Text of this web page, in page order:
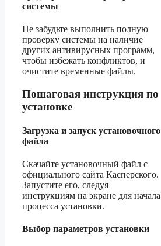
системы
Не забудьте выполнить полную
проверку системы на наличие
других антивирусных программ,
чтобы избежать конфликтов, и
очистите временные файлы.
Пошаговая инструкция по
установке
Загрузка и запуск установочного
файла
Скачайте установочный файл с
официального сайта Касперского.
Запустите его, следуя
инструкциям на экране для начала
процесса установки.
Выбор параметров установки